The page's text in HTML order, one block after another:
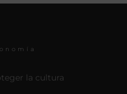
la cultura